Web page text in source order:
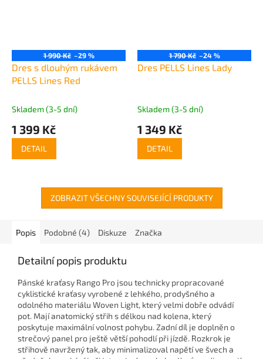
1 990 Kč –29 %
Dres s dlouhým rukávem
PELLS Lines Red
Skladem (3-5 dní)
1 399 Kč
DETAIL
1 790 Kč –24 %
Dres PELLS Lines Lady
Skladem (3-5 dní)
1 349 Kč
DETAIL
ZOBRAZIT VŠECHNY SOUVISEJÍCÍ PRODUKTY
Popis Podobné (4) Diskuze Značka
Detailní popis produktu
Pánské kraťasy Rango Pro jsou technicky propracované
cyklistické kraťasy vyrobené z lehkého, prodyšného a
odolného materiálu Woven Light, který velmi dobře odvádí
pot. Mají anatomický střih s délkou nad kolena, který
poskytuje maximální volnost pohybu. Zadní díl je doplněn o
strečový panel pro ještě větší pohodlí při jízdě. Rozkrok je
střihově navržený tak, aby minimalizoval napětí ve švech a